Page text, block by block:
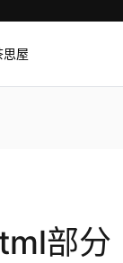
思屋
部分